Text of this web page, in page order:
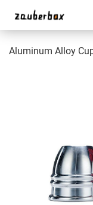
Aluminum Alloy